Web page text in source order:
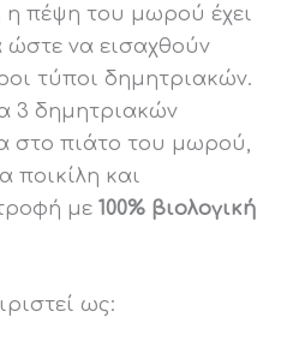
η πέψη του μωρού έχει
ώστε να εισαχθούν
τύποι δημητριακών.
3 δημητριακών
στο πιάτο του μωρού,
ποικίλη και
με100% βιολογική
ως: